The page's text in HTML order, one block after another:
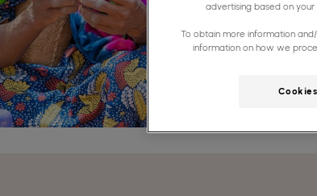
advertising based on
To obtain more information
information on how we